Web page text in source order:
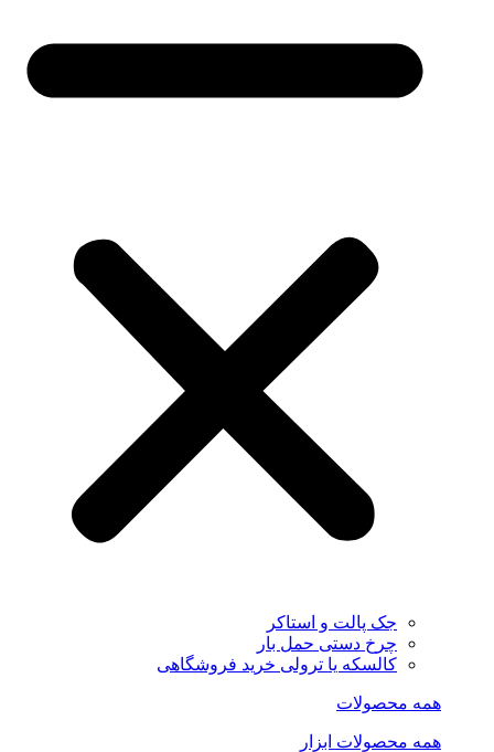
جک پالت و استاکر
چرخ دستی حمل بار
کالسکه یا ترولی خرید فروشگاهی
همه محصولات
همه محصولات ابزار